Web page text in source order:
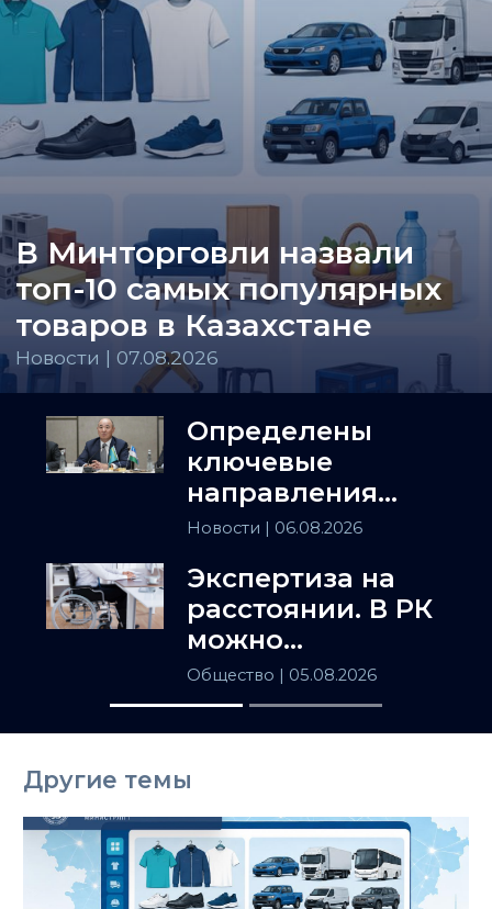
В Минторговли назвали
топ-10 самых популярных
товаров в Казахстане
Новости | 07.08.2026
Определены
ключевые
направления
сотрудничества
Ташкента
Новости | 06.08.2026
Экспертиза на
расстоянии. В РК
можно
установить
инвалидность
заочно
Общество | 05.08.2026
Другие темы